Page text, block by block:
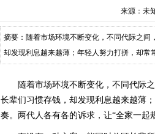
来源：未
摘要：随着市场环境不断变化，不同代际之间
却发现利息越来越薄；年轻人努力打拼，却
随着市场环境不断变化，不同代际
长辈们习惯存钱，却发现利息越来越薄
奏。两代人各有各的诉求，让“全家一起